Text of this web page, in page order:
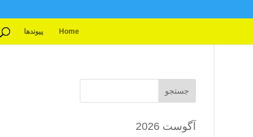
Home پیوندها
جستجو
آگوست 2026